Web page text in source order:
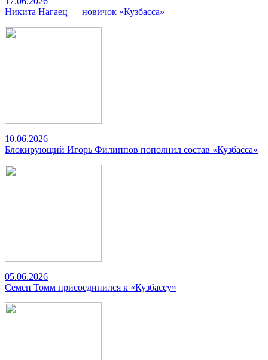
Никита Нагаец — новичок «Кузбасса»
10.06.2026
Блокирующий Игорь Филиппов пополнил состав «Кузбасса»
05.06.2026
Семён Томм присоединился к «Кузбассу»